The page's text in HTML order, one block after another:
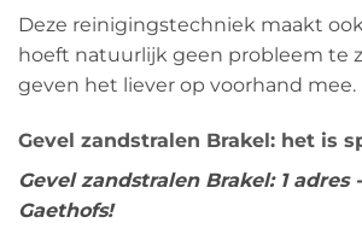
Deze reinigingstechniek maakt
hoeft natuurlijk geen probleem te
geven het liever op voorhand mee.
Gevel zandstralen Brakel: het is
Gevel zandstralen Brakel: 1 adres
Gaethofs!